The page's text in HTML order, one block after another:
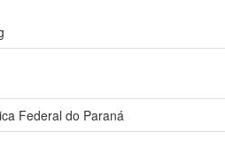
Federal do Paraná